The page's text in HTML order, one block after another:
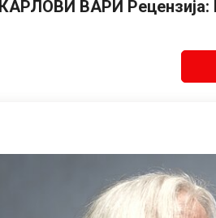
КАРЛОВИ ВАРИ Рецензија: